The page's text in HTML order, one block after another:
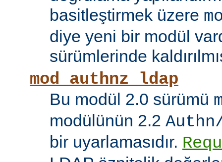
basitleştirmek üzere
diye yeni bir modül
sürümlerinde
mod_authnz_ldap
Bu modül 2.0 sürümü
modülünün 2.2
bir uyarlamasıdır.